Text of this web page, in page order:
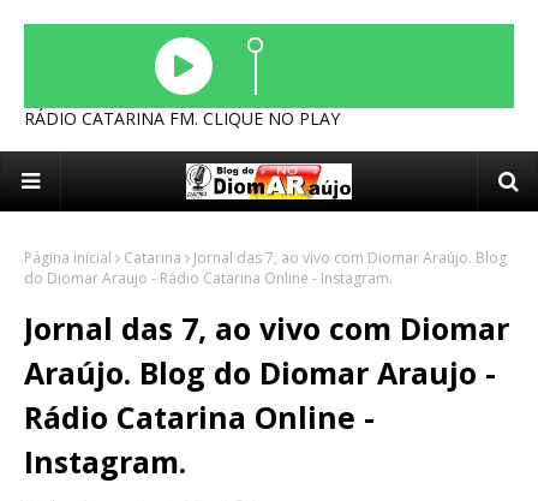
RÁDIO CATARINA FM. CLIQUE NO PLAY
Página inicial Catarina
Jornal das 7, ao vivo com Diomar Araújo. Blog
do Diomar Araujo - Rádio Catarina Online - Instagram.
Jornal das 7, ao vivo com Diomar
Araújo. Blog do Diomar Araujo -
Rádio Catarina Online -
Instagram.